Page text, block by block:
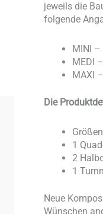
jeweils die
folgende
MINI
MEDI
MAXI
Die
1
2
1
Neue
Wünschen